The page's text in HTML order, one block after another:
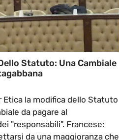
Statuto: Una Cambiale
Etica la modifica dello Statuto
da pagare al
"responsabili". Francese:
da una maggioranza che